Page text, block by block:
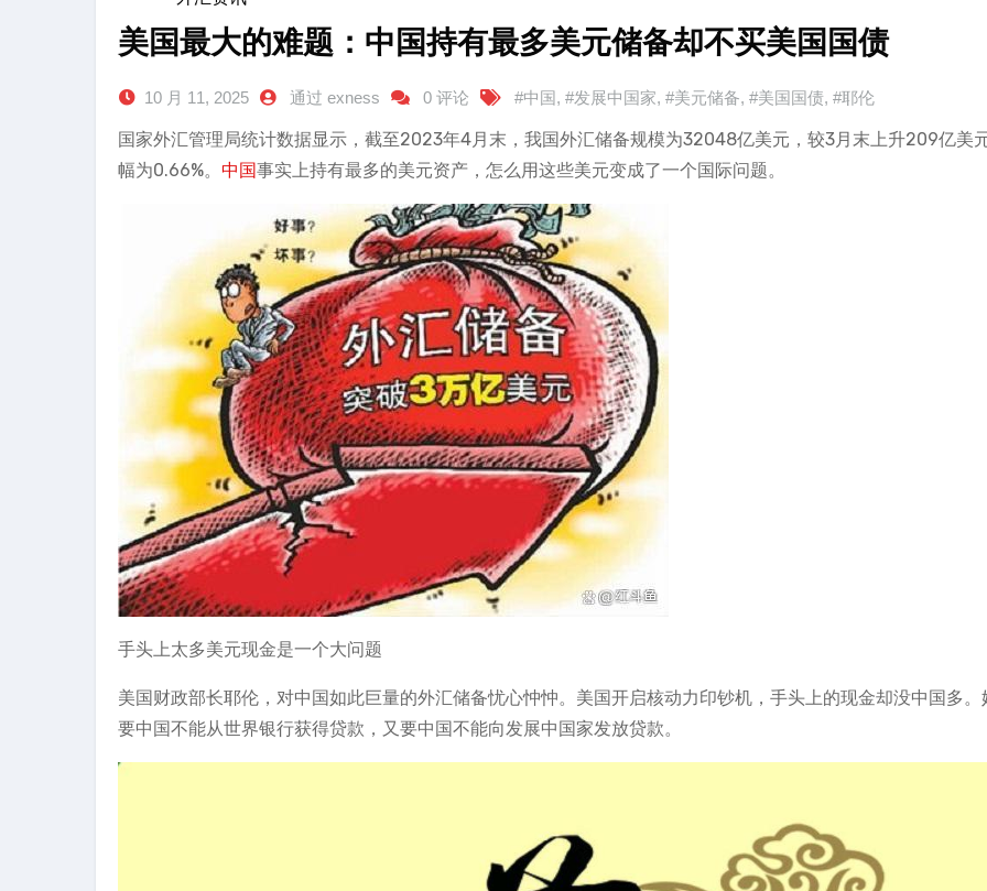
美国最大的难题：中国持有最多美元储备却不买美国国债
10 月 11, 2025 通过 exness 0 评论 #中国 , #发展中国家, #美元储备, #美国国债, #耶伦
国家外汇管理局统计数据显示，截至2023年4月末，我国外汇储备规模为32048亿美元，较3月末上升209亿美
幅为0.66%。 中国事实上持有最多的美元资产，怎么用这些美元变成了一个国际问题。
手头上太多美元现金是一个大问题
美国财政部长耶伦，对中国如此巨量的外汇储备忧心忡忡。美国开启核动力印钞机，手头上的现金却没中国多。
要中国不能从世界银行获得贷款，又要中国不能向发展中国家发放贷款。